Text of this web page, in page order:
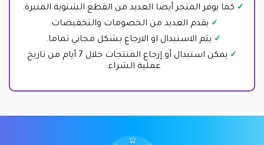
كما يوفر المتجر أيضا العديد من القطع الشتوية المنيرة.
يقدم العديد من الخصومات والتخفيضات.
يتم الاستبدال او الارجاع بشكل مجاني تماما.
يمكن استبدال أو إرجاع المنتجات خلال 7 أيام من تاريخ
عملية الشراء.